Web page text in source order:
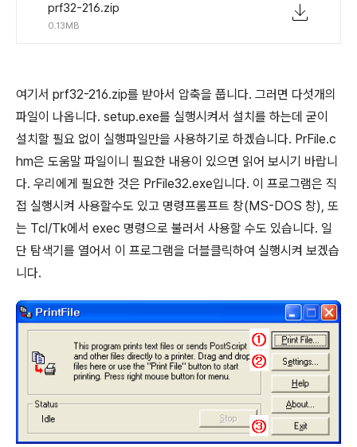
prf32-216.zip
0.13MB
여기서 prf32-216.zip를 받아서 압축을 풉니다. 그러면 다섯개의
파일이 나옵니다. setup.exe를 실행시켜서 설치를 하는데 굳이
설치할 필요 없이 실행파일만을 사용하기로 하겠습니다. PrFile.c
hm은 도움말 파일이니 필요한 내용이 있으면 읽어 보시기 바랍니
다. 우리에게 필요한 것은 PrFile32.exe입니다. 이 프로그램은 직
접 실행시켜 사용할수도 있고 명령프롬프트 창(MS-DOS 창), 또
는 Tcl/Tk에서 exec 명령으로 불러서 사용할 수도 있습니다. 일
단 탐색기를 열어서 이 프로그램을 더블클릭하여 실행시켜 보겠습
니다.